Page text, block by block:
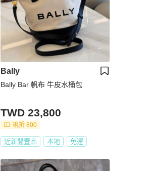
Bally
Bally Bar 帆布 牛皮水桶包
TWD 23,800
現折 800
近新閒置品 本地 免運